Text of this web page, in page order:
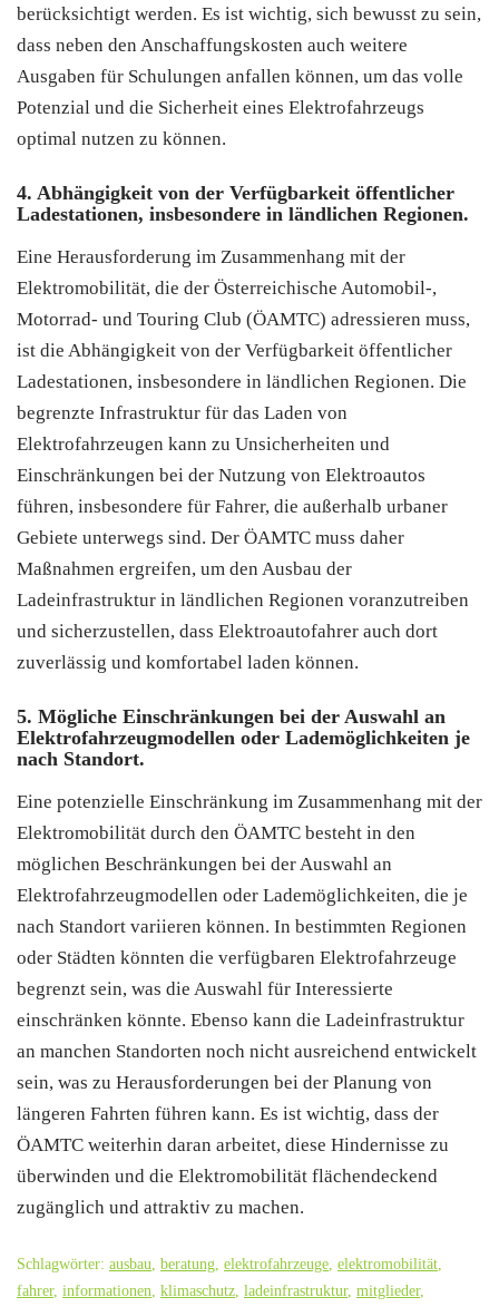
berücksichtigt werden. Es ist wichtig, sich bewusst zu sein,
dass neben den Anschaffungskosten auch weitere
Ausgaben für Schulungen anfallen können, um das volle
Potenzial und die Sicherheit eines Elektrofahrzeugs
optimal nutzen zu können.
4. Abhängigkeit von der Verfügbarkeit öffentlicher
Ladestationen, insbesondere in ländlichen Regionen.
Eine Herausforderung im Zusammenhang mit der
Elektromobilität, die der Österreichische Automobil-,
Motorrad- und Touring Club (ÖAMTC) adressieren muss,
ist die Abhängigkeit von der Verfügbarkeit öffentlicher
Ladestationen, insbesondere in ländlichen Regionen. Die
begrenzte Infrastruktur für das Laden von
Elektrofahrzeugen kann zu Unsicherheiten und
Einschränkungen bei der Nutzung von Elektroautos
führen, insbesondere für Fahrer, die außerhalb urbaner
Gebiete unterwegs sind. Der ÖAMTC muss daher
Maßnahmen ergreifen, um den Ausbau der
Ladeinfrastruktur in ländlichen Regionen voranzutreiben
und sicherzustellen, dass Elektroautofahrer auch dort
zuverlässig und komfortabel laden können.
5. Mögliche Einschränkungen bei der Auswahl an
Elektrofahrzeugmodellen oder Lademöglichkeiten je
nach Standort.
Eine potenzielle Einschränkung im Zusammenhang mit der
Elektromobilität durch den ÖAMTC besteht in den
möglichen Beschränkungen bei der Auswahl an
Elektrofahrzeugmodellen oder Lademöglichkeiten, die je
nach Standort variieren können. In bestimmten Regionen
oder Städten könnten die verfügbaren Elektrofahrzeuge
begrenzt sein, was die Auswahl für Interessierte
einschränken könnte. Ebenso kann die Ladeinfrastruktur
an manchen Standorten noch nicht ausreichend entwickelt
sein, was zu Herausforderungen bei der Planung von
längeren Fahrten führen kann. Es ist wichtig, dass der
ÖAMTC weiterhin daran arbeitet, diese Hindernisse zu
überwinden und die Elektromobilität flächendeckend
zugänglich und attraktiv zu machen.
Schlagwörter: ausbau beratung elektrofahrzeuge elektromobilität
fahrer, informationen klimaschutz ladeinfrastruktur, mitglieder,